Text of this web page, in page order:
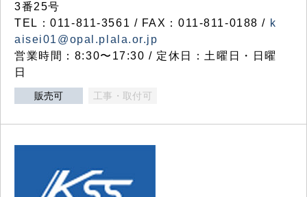
3番25号
TEL：011-811-3561 / FAX：011-811-0188 / k
aisei01@opal.plala.or.jp
営業時間：8:30〜17:30 / 定休日：土曜日・日曜
日
販売可 工事・取付可